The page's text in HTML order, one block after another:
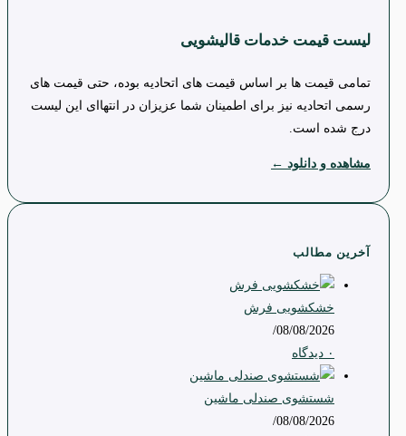
لیست قیمت خدمات قالیشویی
تمامی قیمت ها بر اساس قیمت های اتحادیه بوده، حتی قیمت های
رسمی اتحادیه نیز برای اطمینان شما عزیزان در انتهاای این لیست
درج شده است.
مشاهده و دانلود ←
آخرین مطالب
خشکشویی فرش
08/08/2026
/
۰ دیدگاه
شستشوی صندلی ماشین
08/08/2026
/